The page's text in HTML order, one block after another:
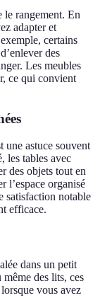
le rangement. En
adapter et
certains
des
Les meubles
ce qui convient
une astuce souvent
les tables avec
des objets tout en
l’espace organisé
satisfaction notable
efficace.
dans un petit
des lits, ces
vous avez